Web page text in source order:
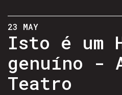
23 MAY
Isto é um
genuíno -
Teatro